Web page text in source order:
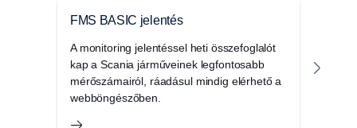
Elektromos működés esetén a töltésenkénti
tényező a jármű kihasználtsága és a teljes
működési gazdaságosság szempontjából.
Mint ilyen, megkülönböztetheti a margók jó és
FMS BASIC jelentés
A monitoring jelentéssel heti összefoglalót
kap a Scania járműveinek legfontosabb
mérőszámairól, ráadásul mindig elérhető a
webböngészőben.